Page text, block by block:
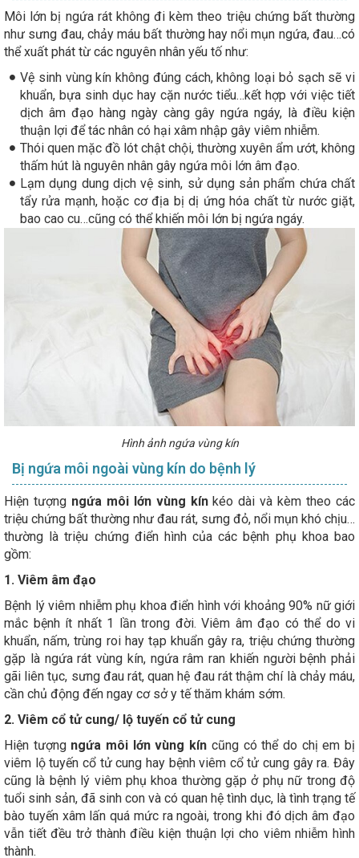
Môi lớn bị ngứa rát không đi kèm theo triệu chứng bất thường
như sưng đau, chảy máu bất thường hay nổi mụn ngứa, đau…có
thể xuất phát từ các nguyên nhân yếu tố như:
Vệ sinh vùng kín không đúng cách, không loại bỏ sạch sẽ vi
khuẩn, bựa sinh dục hay cặn nước tiểu…kết hợp với việc tiết
dịch âm đạo hàng ngày càng gây ngứa ngáy, là điều kiện
thuận lợi để tác nhân có hại xâm nhập gây viêm nhiễm.
Thói quen mặc đồ lót chật chội, thường xuyên ẩm ướt, không
thấm hút là nguyên nhân gây ngứa môi lớn âm đạo.
Lạm dụng dung dịch vệ sinh, sử dụng sản phẩm chứa chất
tẩy rửa mạnh, hoặc cơ địa bị dị ứng hóa chất từ nước giặt,
bao cao cu…cũng có thể khiến môi lớn bị ngứa ngáy.
Hình ảnh ngứa vùng kín
Bị ngứa môi ngoài vùng kín do bệnh lý
Hiện tượng ngứa môi lớn vùng kínkéo dài và kèm theo các
triệu chứng bất thường như đau rát, sưng đỏ, nổi mụn khó chịu…
thường là triệu chứng điển hình của các bệnh phụ khoa bao
gồm:
1. Viêm âm đạo
Bệnh lý viêm nhiễm phụ khoa điển hình với khoảng 90% nữ giới
mắc bệnh ít nhất 1 lần trong đời. Viêm âm đạo có thể do vi
khuẩn, nấm, trùng roi hay tạp khuẩn gây ra, triệu chứng thường
gặp là ngứa rát vùng kín, ngứa râm ran khiến người bệnh phải
gãi liên tục, sưng đau rát, quan hệ đau rát thậm chí là chảy máu,
cần chủ động đến ngay cơ sở y tế thăm khám sớm.
2. Viêm cổ tử cung/ lộ tuyến cổ tử cung
Hiện tượng ngứa môi lớn vùng kín cũng có thể do chị em bị
viêm lộ tuyến cổ tử cung hay bệnh viêm cổ tử cung gây ra. Đây
cũng là bệnh lý viêm phụ khoa thường gặp ở phụ nữ trong độ
tuổi sinh sản, đã sinh con và có quan hệ tình dục, là tình trạng tế
bào tuyến xâm lấn quá mức ra ngoài, trong khi đó dịch âm đạo
vẫn tiết đều trở thành điều kiện thuận lợi cho viêm nhiễm hình
thành.